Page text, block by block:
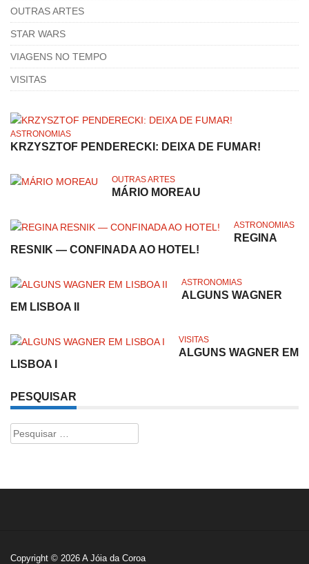
OUTRAS ARTES
STAR WARS
VIAGENS NO TEMPO
VISITAS
ASTRONOMIAS
KRZYSZTOF PENDERECKI: DEIXA DE FUMAR!
OUTRAS ARTES
MÁRIO MOREAU
ASTRONOMIAS
REGINA
RESNIK — CONFINADA AO HOTEL!
ASTRONOMIAS
ALGUNS WAGNER
EM LISBOA II
VISITAS
ALGUNS WAGNER EM
LISBOA I
PESQUISAR
Pesquisar
por:
Copyright © 2026 A Jóia da Coroa